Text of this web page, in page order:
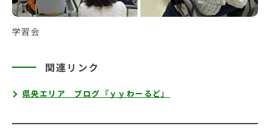
学習会
関連リンク
県央エリア ブログ『ｙｙわーるど』